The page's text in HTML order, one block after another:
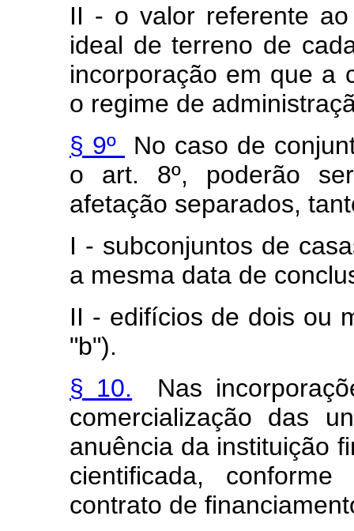
II - o valor referente
ideal de terreno de
incorporação em que a
o regime de
§ 9º
No caso de
o art. 8º, poderão
afetação separados,
I - subconjuntos de
a mesma data de
II - edifícios de dois ou
"b").
§ 10. Nas
comercialização das
anuência da instituição
cientificada,
contrato de